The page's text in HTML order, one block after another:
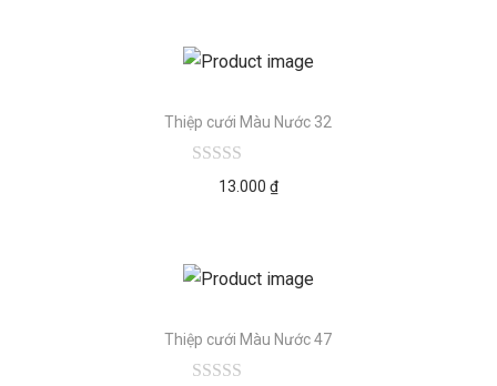
Thiệp cưới Màu Nước 32
13.000 ₫
Thiệp cưới Màu Nước 47